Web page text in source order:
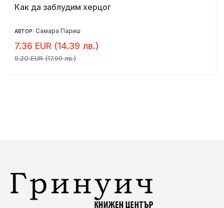
Как да заблудим херцог
АВТОР: Самара Париш
7.36 EUR (14.39 лв.)
9.20 EUR (17.99 лв.)